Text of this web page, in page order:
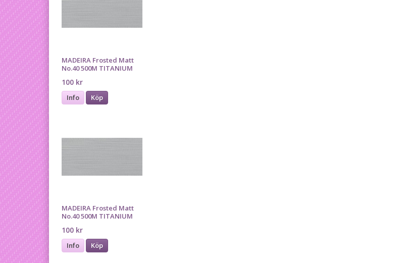
MADEIRA Frosted Matt
No.40 500M TITANIUM
100 kr
Info Köp
MADEIRA Frosted Matt
No.40 500M TITANIUM
100 kr
Info Köp